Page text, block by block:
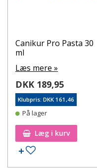
Canikur Pro Pasta 30
ml
Læs mere »
DKK 189,95
Klubpris: DKK 161,46
På lager
Læg i kurv
Tilføj til ønskeseddel